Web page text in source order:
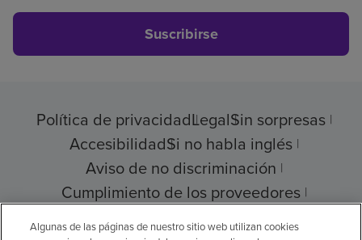
Suscribirse
Política de privacidadLegalSin sorpresas
AccesibilidadSi no habla inglés
Aviso de no discriminación
Cumplimiento de los proveedores
Transparencia de precios
Algunas de las páginas de nuestro sitio web utilizan cookies